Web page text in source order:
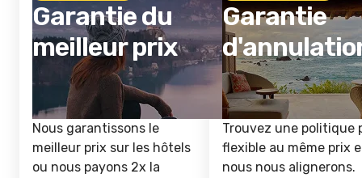
Garantie du
meilleur prix
Nous garantissons le
meilleur prix sur les hôtels
ou nous payons 2x la
Garantie
Trouvez une politique
flexible au même prix
nous nous alignerons.